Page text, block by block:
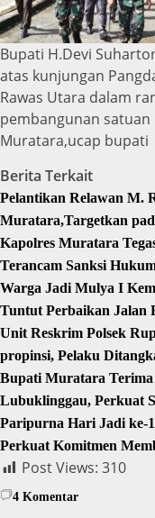
Bupati H.Devi
atas kunjungan
Rawas Utara dalam
pembangunan
Muratara,ucap bupati
Berita Terkait
Pelantikan Relawan M.
Muratara,Targetkan
Kapolres Muratara
Terancam Sanksi
Warga Jadi Mulya I
Tuntut Perbaikan Jalan
Unit Reskrim Polsek
propinsi, Pelaku
Bupati Muratara
Lubuklinggau, Perkuat
Paripurna Hari Jadi ke-
Perkuat Komitmen
Post Views: 310
4 Komentar